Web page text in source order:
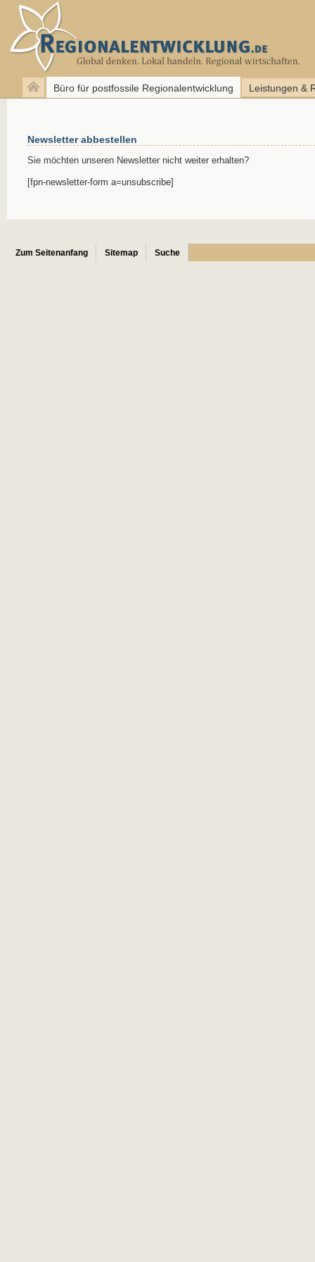
Büro für postfossile Regionalentwicklung Leistungen &
Newsletter abbestellen
Sie möchten unseren Newsletter nicht weiter erhalten?
[fpn-newsletter-form a=unsubscribe]
Zum Seitenanfang Sitemap Suche